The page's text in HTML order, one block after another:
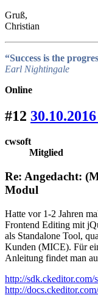
Gruß,
Christian
“Success is the
Earl Nightingale
Online
#12
cwsoft
Mitglied
Re: Angedacht:
Modul
Hatte vor 1-2 Jahren
Frontend Editing mit
als Standalone Tool,
Kunden (MICE). Für
Anleitung findet man
http://sdk.ckeditor.com/
http://